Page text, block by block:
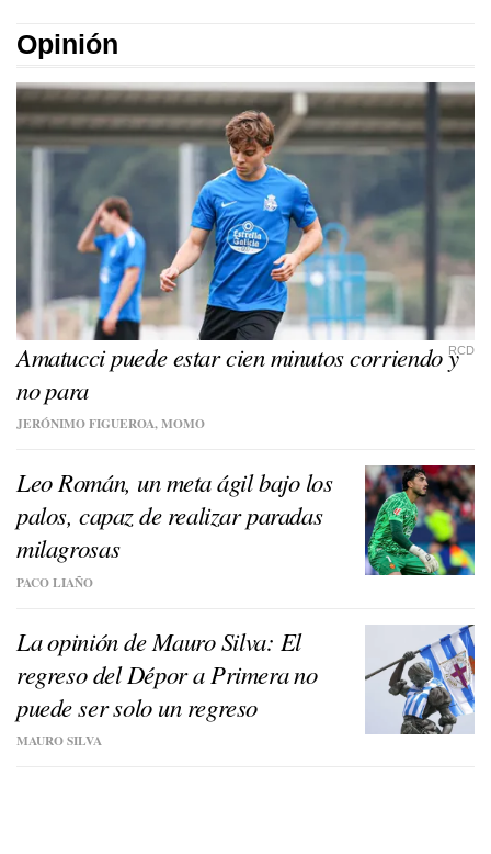
Opinión
RCD
Amatucci puede estar cien minutos corriendo y
no para
JERÓNIMO FIGUEROA, MOMO
Leo Román, un meta ágil bajo los
palos, capaz de realizar paradas
milagrosas
PACO LIAÑO
La opinión de Mauro Silva: El
regreso del Dépor a Primera no
puede ser solo un regreso
MAURO SILVA